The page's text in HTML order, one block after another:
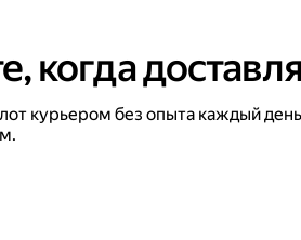
когда
курьером без опыта каждый